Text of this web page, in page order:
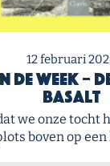
12 februari
de Week –
Basalt
we onze tocht
boven op